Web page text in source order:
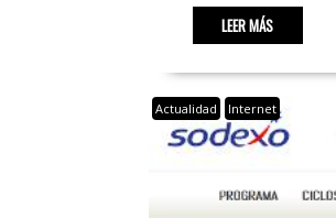
LEER MÁS
Actualidad Internet